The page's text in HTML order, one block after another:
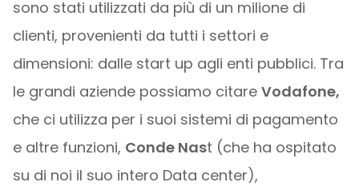
sono stati utilizzati da più di un milione di
clienti, provenienti da tutti i settori e
dimensioni: dalle start up agli enti pubblici. Tra
le grandi aziende possiamo citare Vodafone,
che ci utilizza per i suoi sistemi di pagamento
e altre funzioni, Conde Nast (che ha ospitato
su di noi il suo intero Data center),